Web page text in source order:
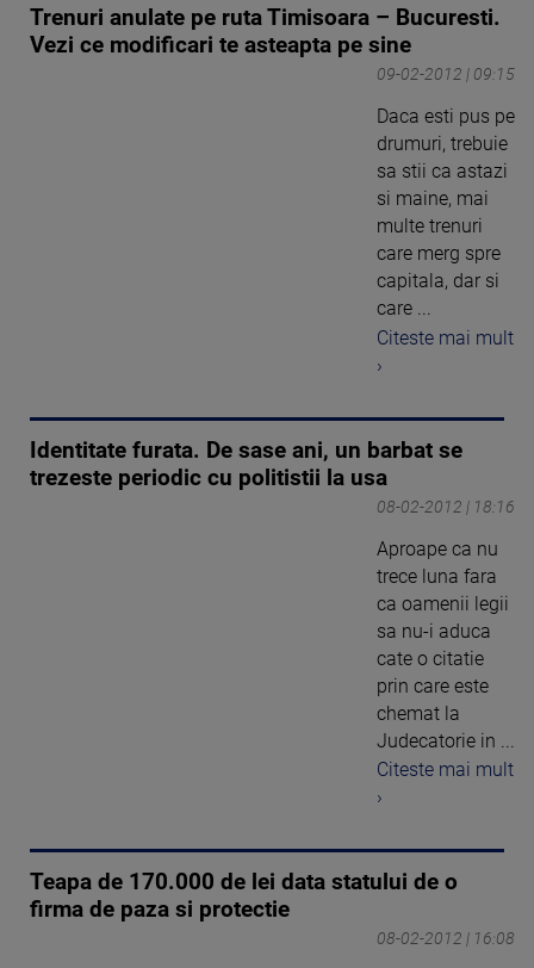
Trenuri anulate pe ruta Timisoara – Bucuresti.
Vezi ce modificari te asteapta pe sine
09-02-2012 | 09:15
Daca esti pus pe
drumuri, trebuie
sa stii ca astazi
si maine, mai
multe trenuri
care merg spre
capitala, dar si
care ...
Citeste mai mult
›
Identitate furata. De sase ani, un barbat se
trezeste periodic cu politistii la usa
08-02-2012 | 18:16
Aproape ca nu
trece luna fara
ca oamenii legii
sa nu-i aduca
cate o citatie
prin care este
chemat la
Judecatorie in ...
Citeste mai mult
›
Teapa de 170.000 de lei data statului de o
firma de paza si protectie
08-02-2012 | 16:08